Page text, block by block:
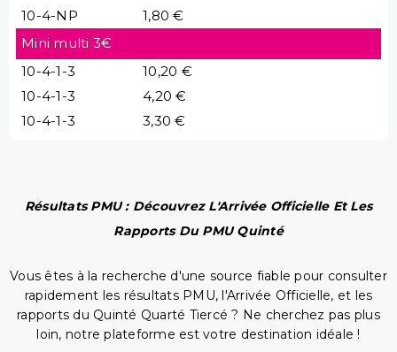
10-4-NP
1,80 €
Mini multi 3€
10-4-1-3
10,20 €
10-4-1-3
4,20 €
10-4-1-3
3,30 €
Résultats PMU : Découvrez L'Arrivée Officielle Et Les
Rapports Du PMU Quinté
Vous êtes à la recherche d'une source fiable pour consulter
rapidement les résultats PMU, l'Arrivée Officielle, et les
rapports du Quinté Quarté Tiercé ? Ne cherchez pas plus
loin, notre plateforme est votre destination idéale !